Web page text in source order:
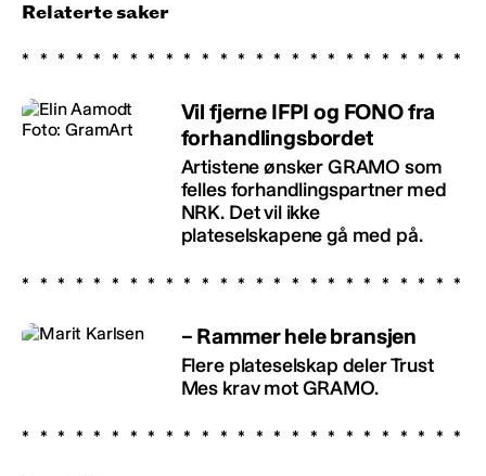
Relaterte saker
Vil fjerne IFPI og FONO fra
forhandlingsbordet
Artistene ønsker GRAMO som
felles forhandlingspartner med
NRK. Det vil ikke
plateselskapene gå med på.
– Rammer hele bransjen
Flere plateselskap deler Trust
Mes krav mot GRAMO.